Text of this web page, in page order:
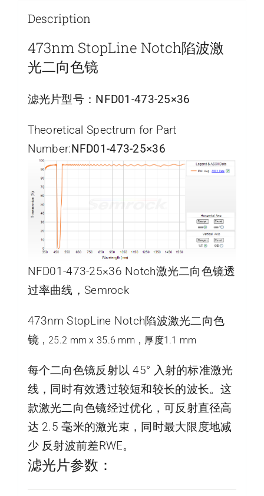
Description
473nm StopLine Notch陷波激
光二向色镜
滤光片型号： NFD01-473-25×36
Theoretical Spectrum for Part
Number:NFD01-473-25×36
NFD01-473-25×36 Notch激光二向色镜透
过率曲线，Semrock
473nm StopLine Notch陷波激光二向色
镜，25.2 mm x 35.6 mm，厚度1.1 mm
每个二向色镜反射以 45° 入射的标准激光
线，同时有效透过较短和较长的波长。这
款激光二向色镜经过优化，可反射直径高
达 2.5 毫米的激光束，同时最大限度地减
少 反射波前差RWE。
滤光片参数：